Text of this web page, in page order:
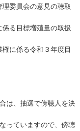
会の意見の聴取
標増殖量の取扱
る令和３年度目
は、抽選で傍聴人を決
っていますので、傍聴